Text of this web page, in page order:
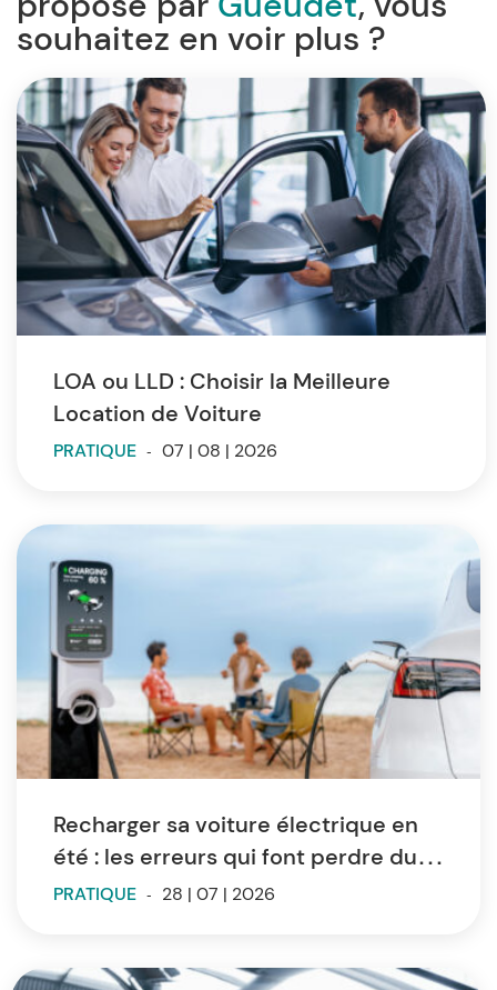
souhaitez en voir plus ?
LOA ou LLD : Choisir la Meilleure
Location de Voiture
PRATIQUE - 07 | 08 | 2026
Recharger sa voiture électrique en
été : les erreurs qui font perdre du
temps et de l’autonomie
PRATIQUE - 28 | 07 | 2026